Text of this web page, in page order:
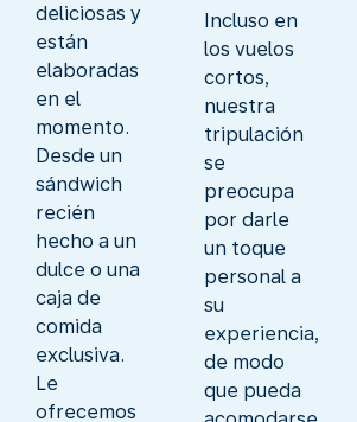
deliciosas y
están
elaboradas
en el
momento.
Desde un
sándwich
recién
hecho a un
dulce o una
caja de
comida
exclusiva.
Le
ofrecemos
Incluso en
los vuelos
cortos,
nuestra
tripulación
se
preocupa
por darle
un toque
personal a
su
experiencia,
de modo
que pueda